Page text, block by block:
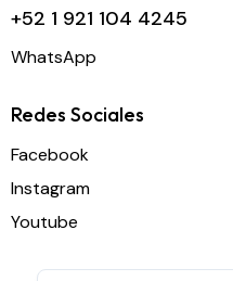
+52 1 921 104 4245
WhatsApp
Redes Sociales
Facebook
Instagram
Youtube